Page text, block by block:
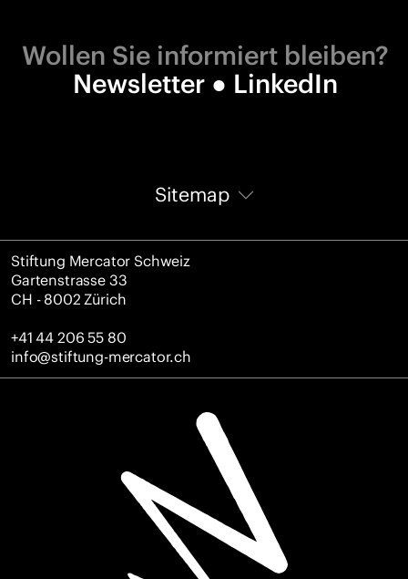
Wollen Sie informiert bleiben?
Newsletter● LinkedIn
Sitemap
Journal
Über uns
Zahlen und Fakten
Team
Stiftung Mercator Schweiz
Gartenstrasse 33
CH - 8002 Zürich
+41 44 206 55 80
info@stiftung-mercator.ch